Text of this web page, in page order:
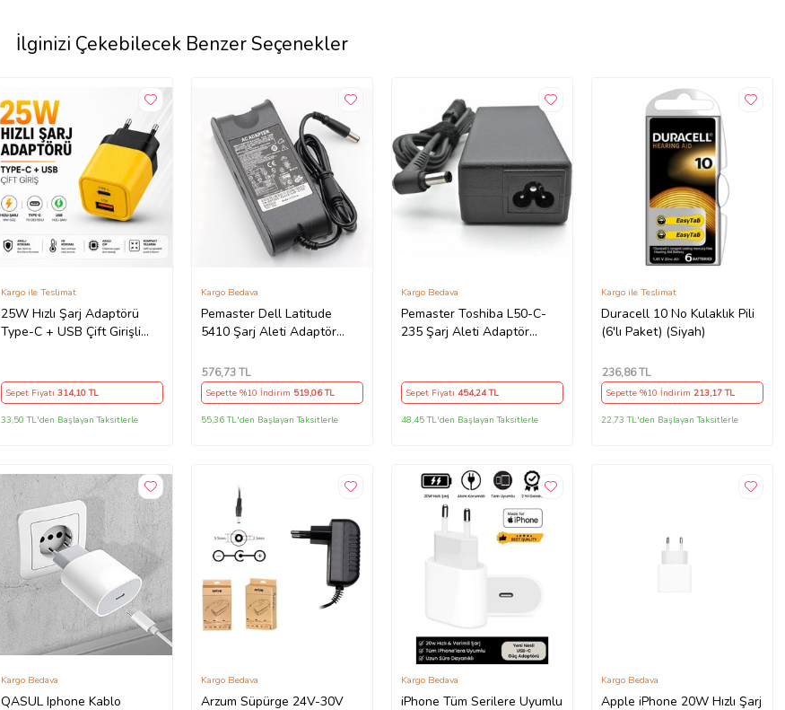
İlginizi Çekebilecek Benzer Seçenekler
25W Hızlı Şarj Adaptörü
Type-C + USB Çift Girişli
Kargo ile Teslimat
Sepet Fiyatı 314,10 TL
33,50 TL'den Başlayan Taksitlerle
Pemaster Dell Latitude
5410 Şarj Aleti Adaptör
Kargo Bedava
576,73 TL
Sepette %10 İndirim 519,06 TL
55,36 TL'den Başlayan Taksitlerle
Pemaster Toshiba L50-C-
235 Şarj Aleti Adaptör
Kargo Bedava
Sepet Fiyatı 454,24 TL
48,45 TL'den Başlayan Taksitlerle
Duracell 10 No Kulaklık Pili
(6'lı Paket) (Siyah)
Kargo ile Teslimat
236,86 TL
Sepette %10 İndirim213,17 TL
22,73 TL'den Başlayan Taksitlerle
QASUL Iphone Kablo
Kargo Bedava
Arzum Süpürge 24V-30V
Kargo Bedava
iPhone Tüm Serilere Uyumlu
Kargo Bedava
Apple iPhone 20W Hızlı Şarj
Kargo Bedava